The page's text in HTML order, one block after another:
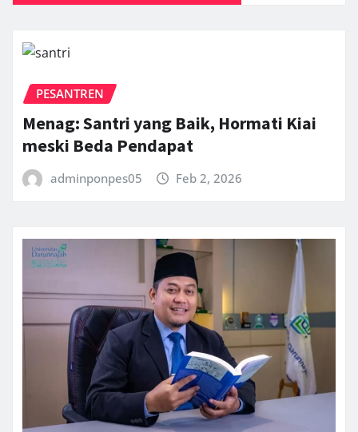
PESANTREN
Menag: Santri yang Baik, Hormati Kiai
meski Beda Pendapat
adminponpes05 Feb 2, 2026